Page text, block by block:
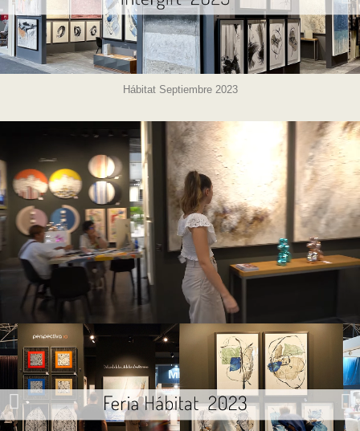
Hábitat Septiembre 2023